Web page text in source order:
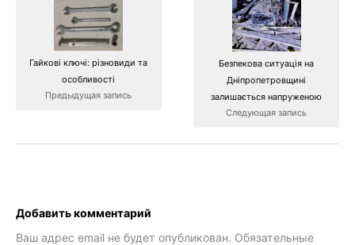
Гайкові ключі: різновиди та
особливості
Предыдущая запись
Безпекова ситуація на
Дніпропетровщині
залишається напруженою
Следующая запись
Добавить комментарий
Ваш адрес email не будет опубликован. Обязательные